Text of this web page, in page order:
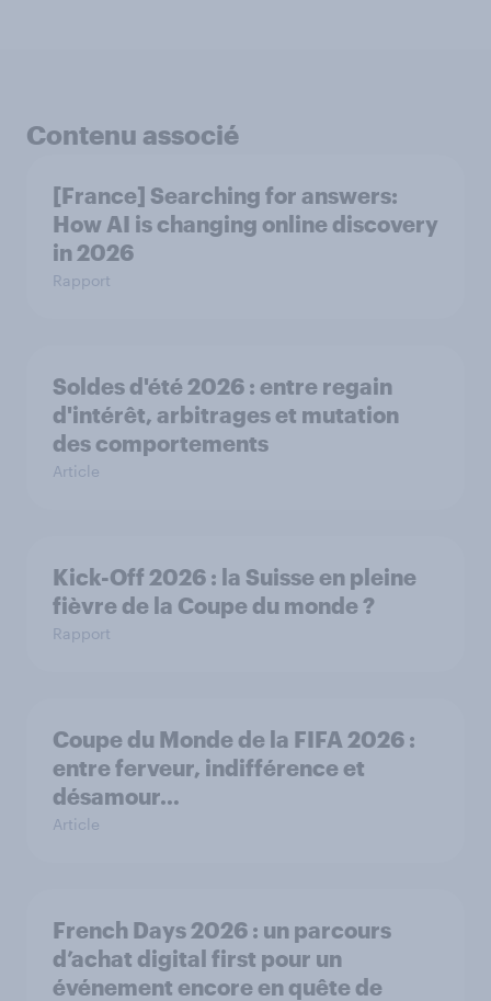
Contenu associé
[France] Searching for answers:
How AI is changing online discovery
in ​2026
Rapport
Soldes d'été 2026 : entre regain
d'intérêt, arbitrages et mutation
des comportements
Article
Kick-Off 2026 : la Suisse en pleine
fièvre de la Coupe du monde ?
Rapport
Coupe du Monde de la FIFA 2026 :
entre ferveur, indifférence et
désamour…
Article
French Days 2026 : un parcours
d’achat digital first pour un
événement encore en quête de